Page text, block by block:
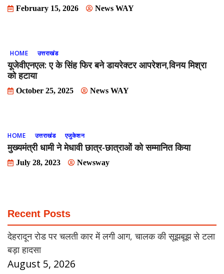
February 15, 2026 News WAY
HOME उत्तराखंड
यूजेवीएनएल: ए के सिंह फिर बने डायरेक्टर आपरेशन,विनय मिश्रा
को हटाया
October 25, 2025 News WAY
HOME उत्तराखंड एजुकेशन
मुख्यमंत्री धामी ने मेधावी छात्र-छात्राओं को सम्मानित किया
July 28, 2023 Newsway
Recent Posts
देहरादून रोड पर चलती कार में लगी आग, चालक की सूझबूझ से टला
बड़ा हादसा
August 5, 2026